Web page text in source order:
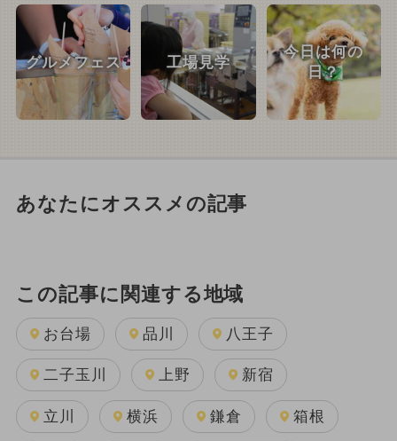
グルメフェス 工場見学
今日は何の
日？
あなたにオススメの記事
この記事に関連する地域
お台場 品川 八王子
二子玉川 上野 新宿
立川 横浜 鎌倉 箱根